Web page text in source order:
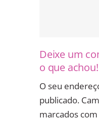
Deixe um
o que achou!
O seu
publicado.
marcados com